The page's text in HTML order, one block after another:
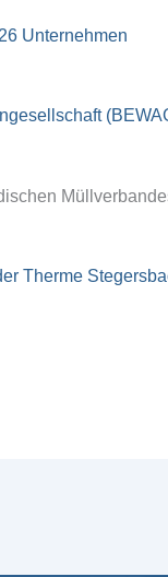
Unternehmen
Therme